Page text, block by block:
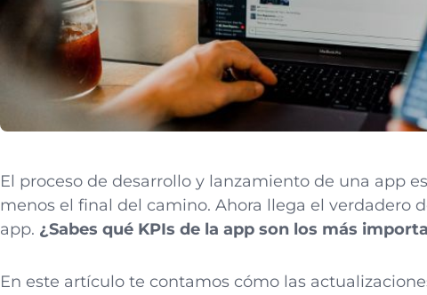
El proceso de desarrollo y lanzamiento de una app
menos el final del camino. Ahora llega el verdadero
app. ¿Sabes qué KPIs de la app son los más
En este artículo te contamos cómo las